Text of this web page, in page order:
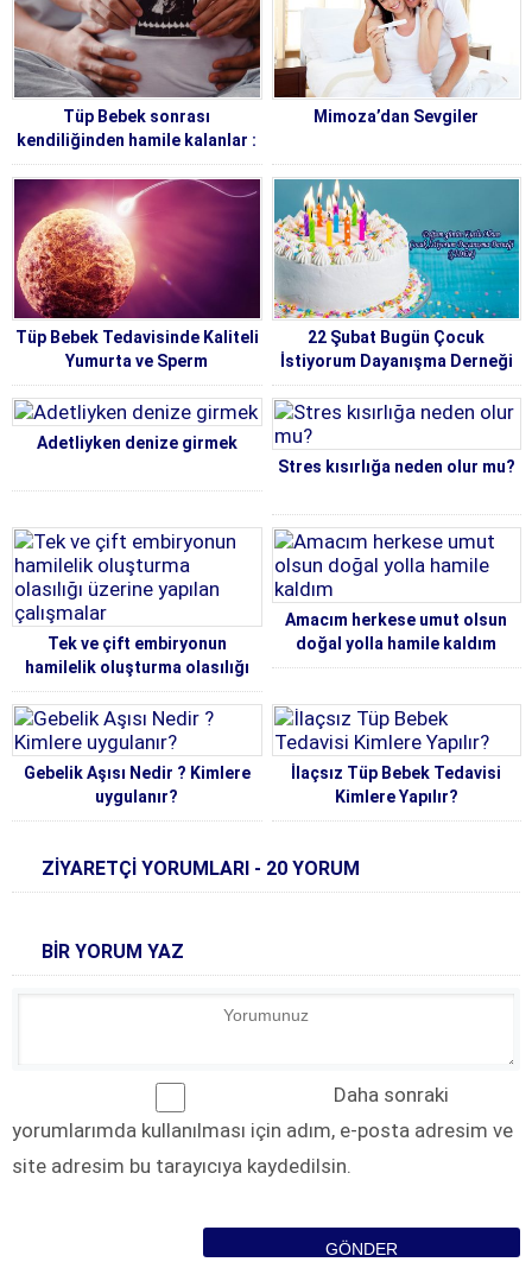
Tüp Bebek sonrası
kendiliğinden hamile kalanlar :
Karamsarlığa Kapılmak Yok
Mimoza’dan Sevgiler
Tüp Bebek Tedavisinde Kaliteli
Yumurta ve Sperm
22 Şubat Bugün Çocuk
İstiyorum Dayanışma Derneği
ÇİDER’in yaş günü
Adetliyken denize girmek
Stres kısırlığa neden olur mu?
Tek ve çift embiryonun
hamilelik oluşturma olasılığı
üzerine yapılan çalışmalar
Amacım herkese umut olsun
doğal yolla hamile kaldım
Gebelik Aşısı Nedir ? Kimlere
uygulanır?
İlaçsız Tüp Bebek Tedavisi
Kimlere Yapılır?
ZİYARETÇİ YORUMLARI - 20 YORUM
BİR YORUM YAZ
Daha sonraki
yorumlarımda kullanılması için adım, e-posta adresim ve
site adresim bu tarayıcıya kaydedilsin.